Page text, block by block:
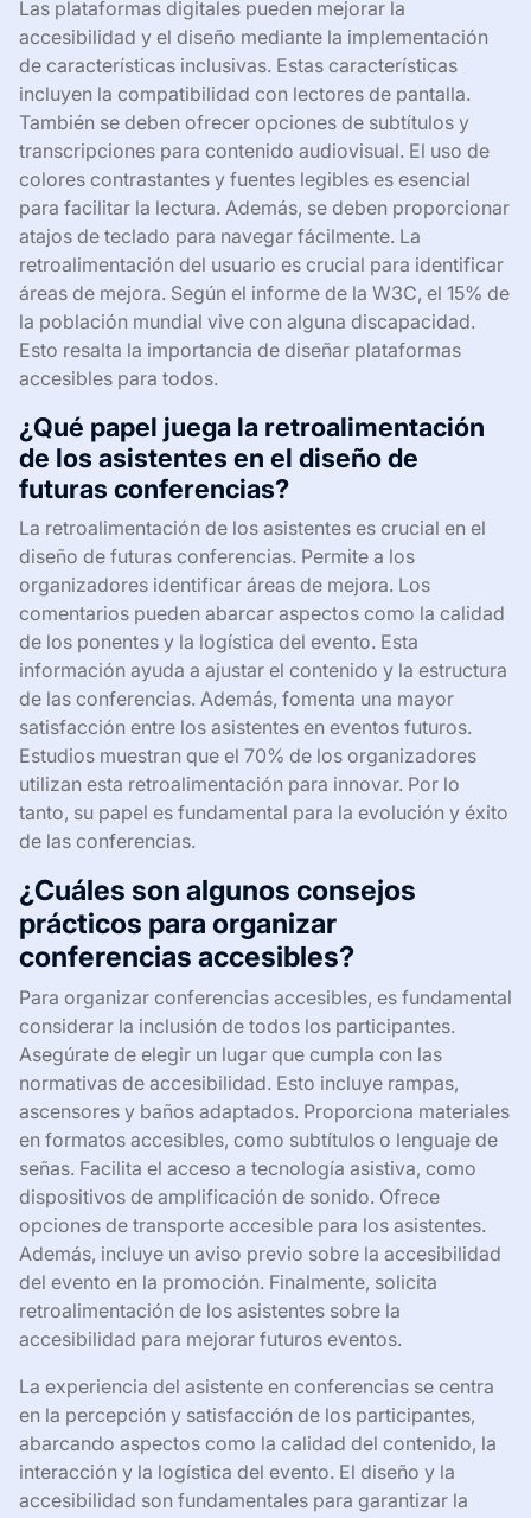
Las plataformas digitales pueden mejorar la
accesibilidad y el diseño mediante la implementación
de características inclusivas. Estas características
incluyen la compatibilidad con lectores de pantalla.
También se deben ofrecer opciones de subtítulos y
transcripciones para contenido audiovisual. El uso de
colores contrastantes y fuentes legibles es esencial
para facilitar la lectura. Además, se deben proporcionar
atajos de teclado para navegar fácilmente. La
retroalimentación del usuario es crucial para identificar
áreas de mejora. Según el informe de la W3C, el 15% de
la población mundial vive con alguna discapacidad.
Esto resalta la importancia de diseñar plataformas
accesibles para todos.
¿Qué papel juega la retroalimentación
de los asistentes en el diseño de
futuras conferencias?
La retroalimentación de los asistentes es crucial en el
diseño de futuras conferencias. Permite a los
organizadores identificar áreas de mejora. Los
comentarios pueden abarcar aspectos como la calidad
de los ponentes y la logística del evento. Esta
información ayuda a ajustar el contenido y la estructura
de las conferencias. Además, fomenta una mayor
satisfacción entre los asistentes en eventos futuros.
Estudios muestran que el 70% de los organizadores
utilizan esta retroalimentación para innovar. Por lo
tanto, su papel es fundamental para la evolución y éxito
de las conferencias.
¿Cuáles son algunos consejos
prácticos para organizar
conferencias accesibles?
Para organizar conferencias accesibles, es fundamental
considerar la inclusión de todos los participantes.
Asegúrate de elegir un lugar que cumpla con las
normativas de accesibilidad. Esto incluye rampas,
ascensores y baños adaptados. Proporciona materiales
en formatos accesibles, como subtítulos o lenguaje de
señas. Facilita el acceso a tecnología asistiva, como
dispositivos de amplificación de sonido. Ofrece
opciones de transporte accesible para los asistentes.
Además, incluye un aviso previo sobre la accesibilidad
del evento en la promoción. Finalmente, solicita
retroalimentación de los asistentes sobre la
accesibilidad para mejorar futuros eventos.
La experiencia del asistente en conferencias se centra
en la percepción y satisfacción de los participantes,
abarcando aspectos como la calidad del contenido, la
interacción y la logística del evento. El diseño y la
accesibilidad son fundamentales para garantizar la